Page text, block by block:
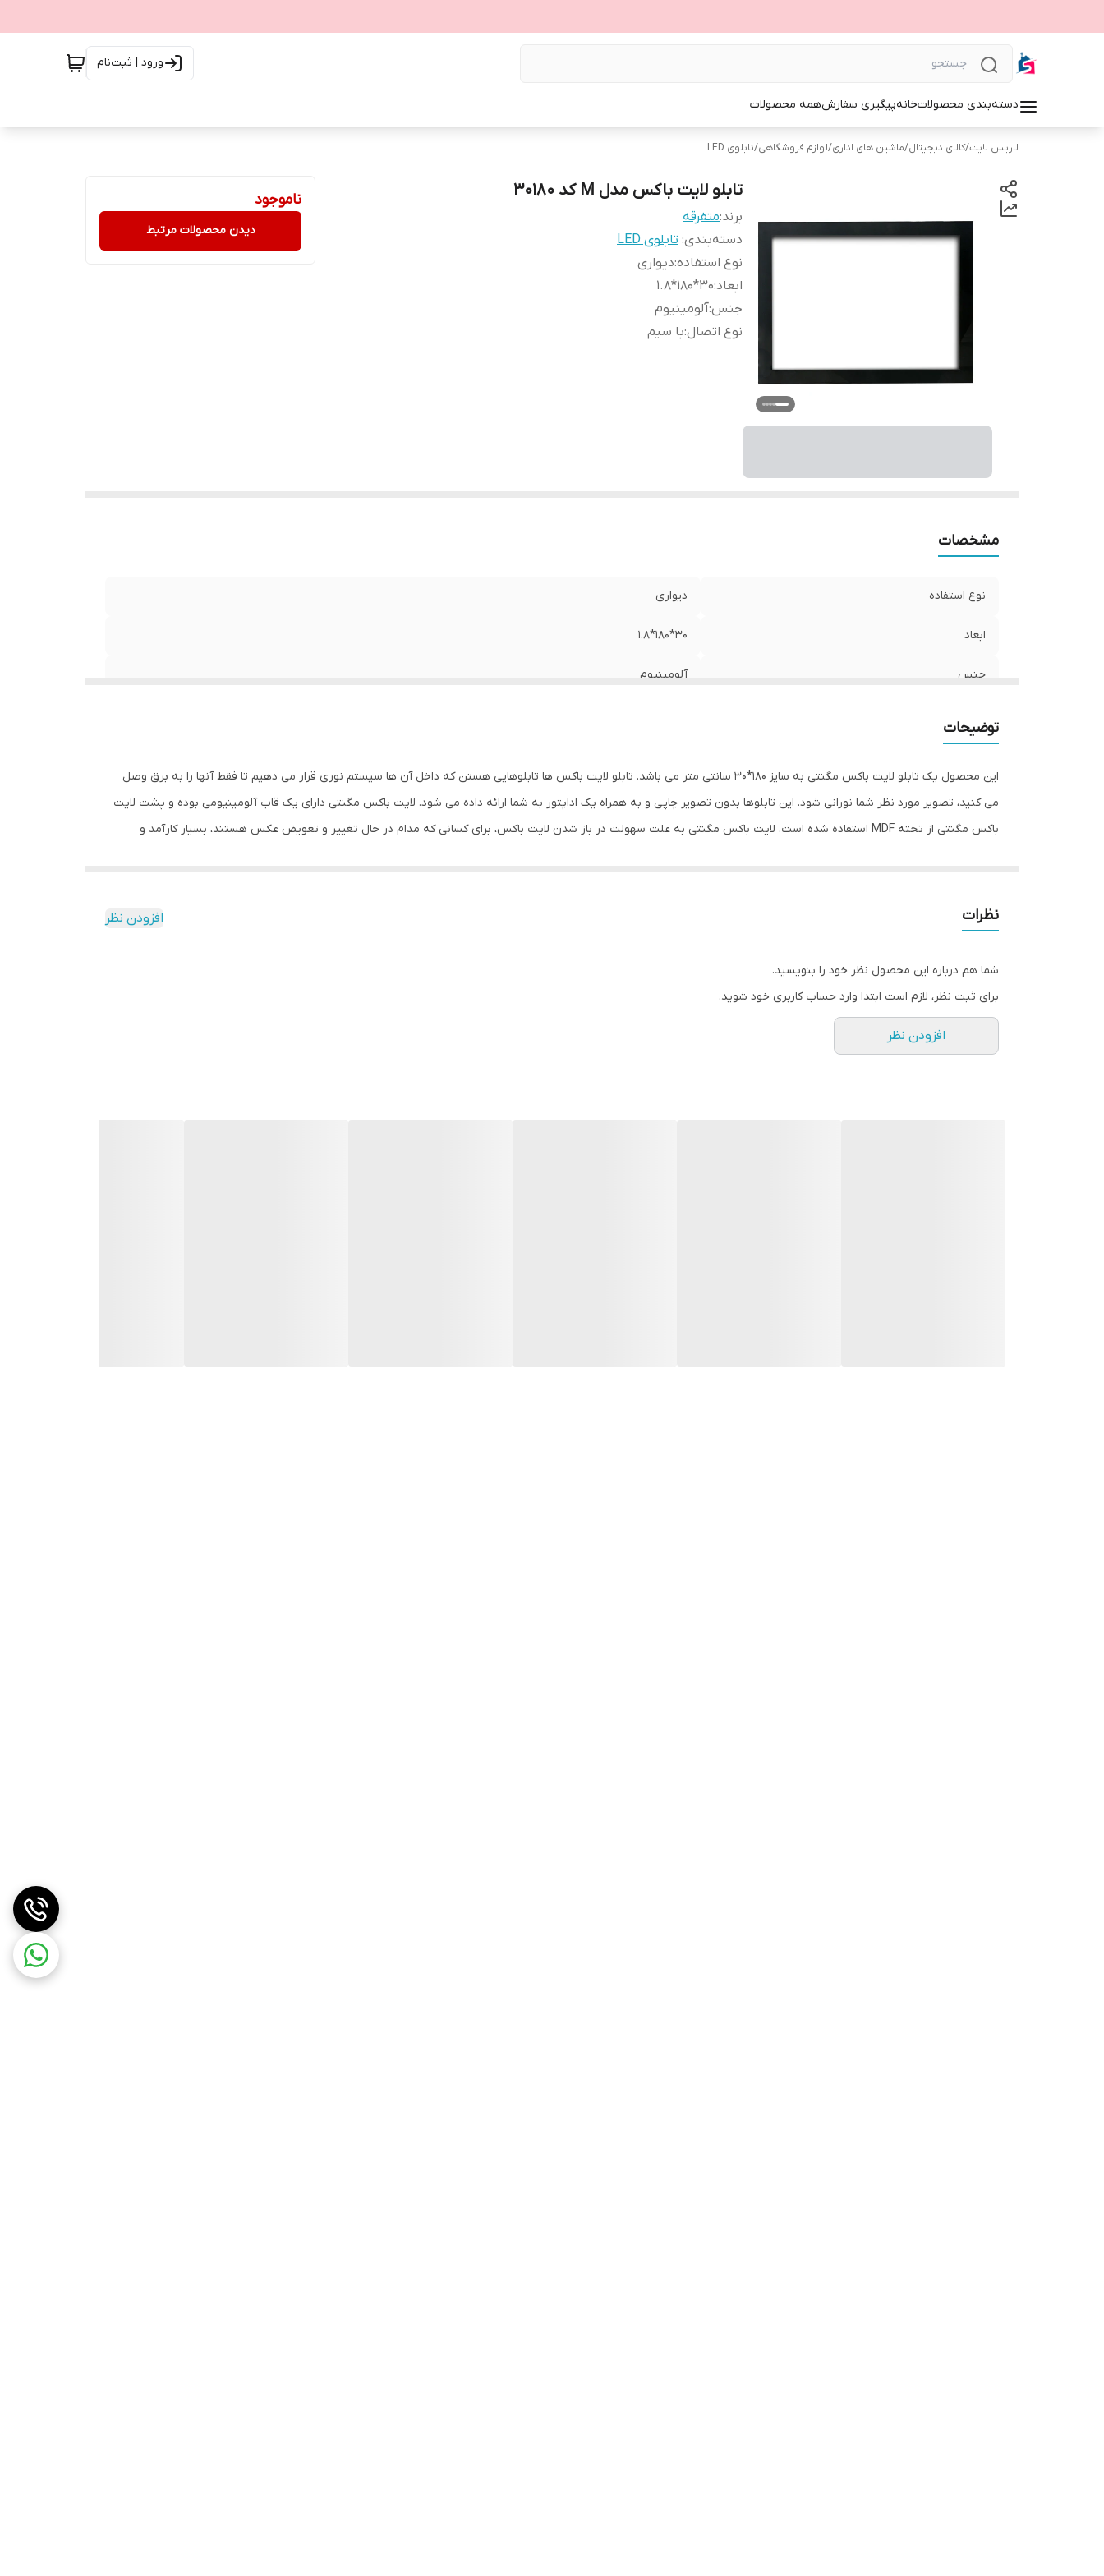
ورود | ثبت‌نام
دسته‌بندی محصولاتخانهپیگیری سفارشهمه محصولات
لاریس لایت/کالای دیجیتال/ماشین های اداری/لوازم فروشگاهی/تابلوی LED
تابلو لایت باکس مدل M کد 30180
برند:متفرقه
دسته‌بندی: تابلوی LED
نوع استفاده:دیواری
ابعاد:
30*180*1.8
جنس:آلومینیوم
نوع اتصال:با سیم
ناموجود
دیدن محصولات مرتبط
مشخصات
نوع استفاده دیواری
ابعاد 30*180*1.8
جنس آلومینیوم
توضیحات
این محصول یک تابلو لایت باکس مگنتی به سایز 180*30 سانتی متر می باشد. تابلو لایت باکس ها تابلوهایی هستن که داخل آن ها سیستم نوری قرار می دهیم تا فقط آنها را به برق وصل
می کنید، تصویر مورد نظر شما نورانی شود. این تابلوها بدون تصویر چاپی و به همراه یک اداپتور به شما ارائه داده می شود. لایت باکس مگنتی دارای یک قاب آلومینیومی بوده و پشت لایت
باکس مگنتی از تخته MDF استفاده شده است. لایت باکس مگنتی به علت سهولت در باز شدن لایت باکس، برای کسانی که مدام در حال تغییر و تعویض عکس هستند، بسیار کارآمد و
قرار دهید. بنابراین هر زمان بخواهید می توانید طرح تصویر را تغییر دهید. این تابلوها سیستم نور کم مصرف دارند و می توانند به صورت شبانه روز روشن بمانند. این تابلوها به همراه
آداپتور مخصوصشان برای شما ارسال خواهد شد.
نظرات افزودن نظر
شما هم درباره این محصول نظر خود را بنویسید.
برای ثبت نظر، لازم است ابتدا وارد حساب کاربری خود شوید.
افزودن نظر